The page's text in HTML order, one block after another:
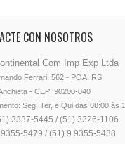
CON NOSOTROS
Com Imp Exp Ltda
Ferrari, 562 - POA, RS
- CEP: 90200-040
Seg, Ter, e Qui das 08:00
3337-5445 / (51) 3326-1106
5479 / (51) 9 9355-5438